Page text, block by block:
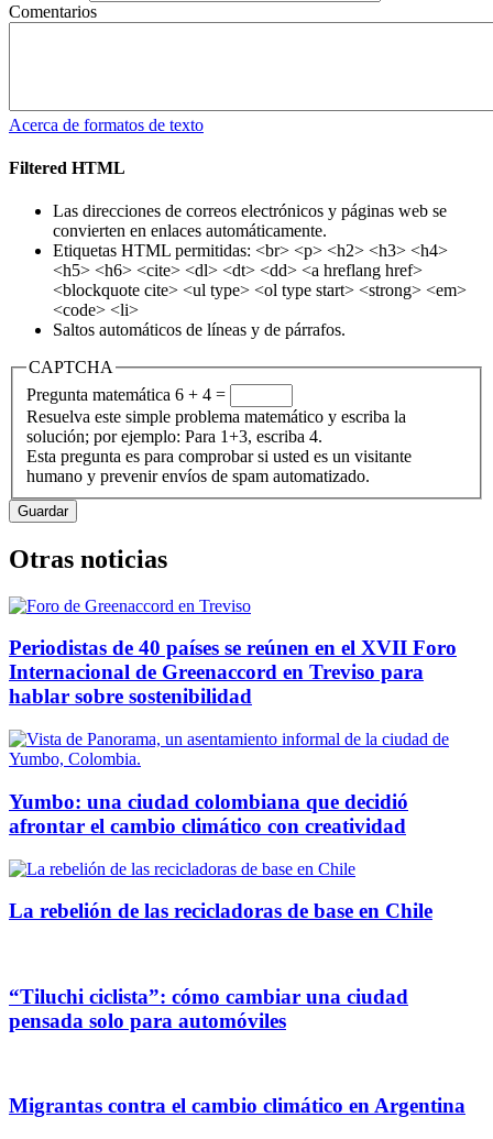
Comentarios
Acerca de formatos de texto
Filtered HTML
Las direcciones de correos electrónicos y páginas web se
convierten en enlaces automáticamente.
Etiquetas HTML permitidas: <br> <p> <h2> <h3> <h4>
<h5> <h6> <cite> <dl> <dt> <dd> <a hreflang href>
<blockquote cite> <ul type> <ol type start> <strong> <em>
<code> <li>
Saltos automáticos de líneas y de párrafos.
CAPTCHA
Pregunta matemática 6 + 4 =
Resuelva este simple problema matemático y escriba la
solución; por ejemplo: Para 1+3, escriba 4.
Esta pregunta es para comprobar si usted es un visitante
humano y prevenir envíos de spam automatizado.
Otras noticias
Periodistas de 40 países se reúnen en el XVII Foro
Internacional de Greenaccord en Treviso para
hablar sobre sostenibilidad
Yumbo: una ciudad colombiana que decidió
afrontar el cambio climático con creatividad
La rebelión de las recicladoras de base en Chile
“Tiluchi ciclista”: cómo cambiar una ciudad
pensada solo para automóviles
Migrantas contra el cambio climático en Argentina